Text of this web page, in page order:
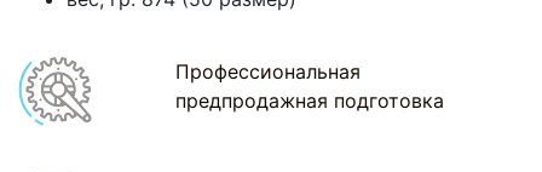
Профессиональная
предпродажная подготовка